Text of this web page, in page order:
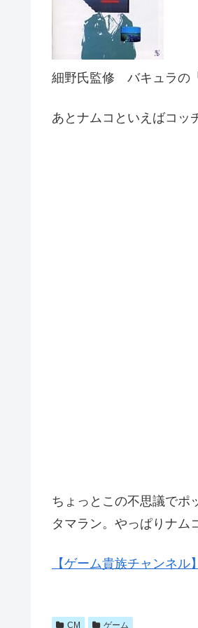
細野氏監修 バキュラの
あとナムコといえばコッ
ちょっとこの不思議で
タマラン。やっぱりナム
【ゲーム貴族チャンネ
CM ゲーム